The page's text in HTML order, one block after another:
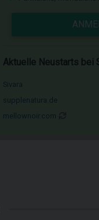
Aktuelle Neustarts bei